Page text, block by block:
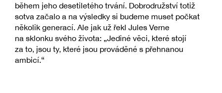
během jeho desetiletého trvání. Dobrodružství totiž
sotva začalo a na výsledky si budeme muset počkat
několik generací. Ale jak už řekl Jules Verne
na sklonku svého života: „Jediné věci, které stojí
za to, jsou ty, které jsou prováděné s přehnanou
ambicí.“